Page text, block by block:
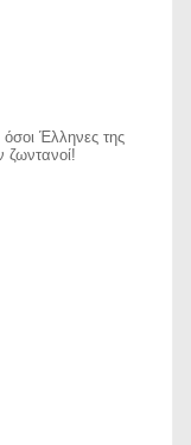
Έλληνες της